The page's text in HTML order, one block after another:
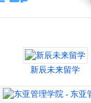
新辰未来留学